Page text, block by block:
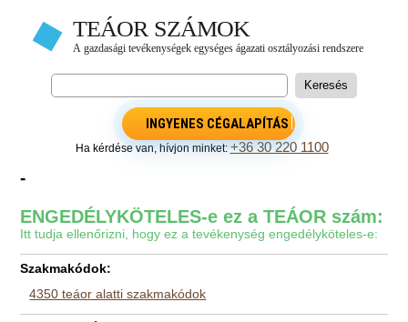
INGYENES CÉGALAPÍTÁS
Ha kérdése van, hívjon minket:+36 30 220 1100
-
ENGEDÉLYKÖTELES-e ez a TEÁOR szám:
Itt tudja ellenőrizni, hogy ez a tevékenység engedélyköteles-e:
Szakmakódok:
4350 teáor alatti szakmakódok